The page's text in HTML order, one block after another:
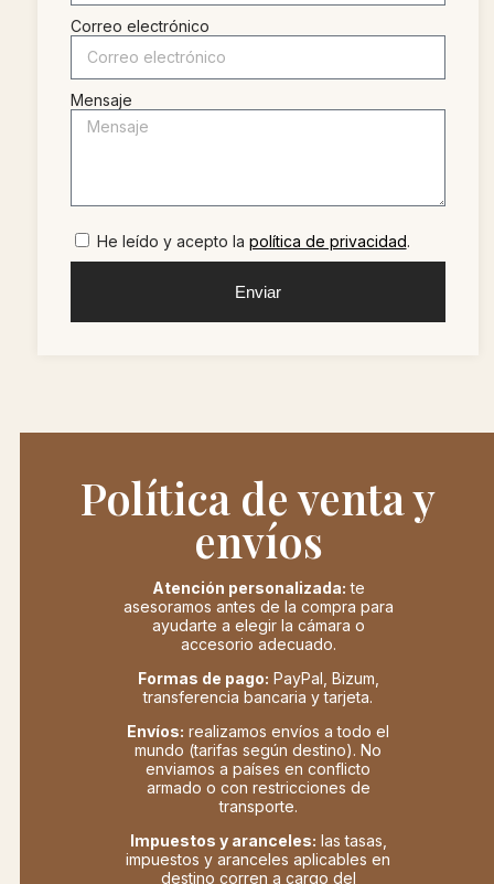
Correo electrónico
Mensaje
He leído y acepto la política de privacidad.
Enviar
Política de venta y
envíos
Atención personalizada: te
asesoramos antes de la compra para
ayudarte a elegir la cámara o
accesorio adecuado.
Formas de pago: PayPal, Bizum,
transferencia bancaria y tarjeta.
Envíos: realizamos envíos a todo el
mundo (tarifas según destino). No
enviamos a países en conflicto
armado o con restricciones de
transporte.
Impuestos y aranceles: las tasas,
impuestos y aranceles aplicables en
destino corren a cargo del